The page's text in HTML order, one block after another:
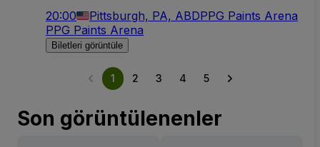
20:00 Pittsburgh, PA, ABDPPG Paints Arena
PPG Paints Arena
Biletleri görüntüle
1 2 3 4 5
Son görüntülenenler